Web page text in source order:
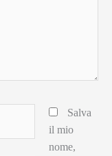
Salva
il mio
nome,